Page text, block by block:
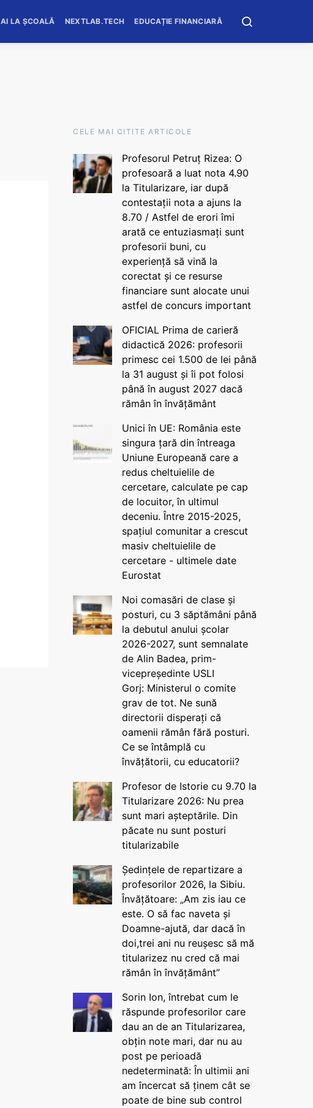
AI LA ȘCOALĂ NEXTLAB.TECH EDUCAȚIE FINANCIARĂ
CELE MAI CITITE ARTICOLE
Profesorul Petruț Rizea: O
profesoară a luat nota 4.90
la Titularizare, iar după
contestații nota a ajuns la
8.70 / Astfel de erori îmi
arată ce entuziasmați sunt
profesorii buni, cu
experiență să vină la
corectat și ce resurse
financiare sunt alocate unui
astfel de concurs important
OFICIAL Prima de carieră
didactică 2026: profesorii
primesc cei 1.500 de lei până
la 31 august și îi pot folosi
până în august 2027 dacă
rămân în învățământ
Unici în UE: România este
singura țară din întreaga
Uniune Europeană care a
redus cheltuielile de
cercetare, calculate pe cap
de locuitor, în ultimul
deceniu. Între 2015-2025,
spațiul comunitar a crescut
masiv cheltuielile de
cercetare - ultimele date
Eurostat
Noi comasări de clase și
posturi, cu 3 săptămâni până
la debutul anului școlar
2026-2027, sunt semnalate
de Alin Badea, prim-
vicepreședinte USLI
Gorj: Ministerul o comite
grav de tot. Ne sună
directorii disperați că
oamenii rămân fără posturi.
Ce se întâmplă cu
învățătorii, cu educatorii?
Profesor de Istorie cu 9.70 la
Titularizare 2026: Nu prea
sunt mari așteptările. Din
păcate nu sunt posturi
titularizabile
Ședințele de repartizare a
profesorilor 2026, la Sibiu.
Învățătoare: „Am zis iau ce
este. O să fac naveta și
Doamne-ajută, dar dacă în
doi,trei ani nu reușesc să mă
titularizez nu cred că mai
rămân în învățământ”
Sorin Ion, întrebat cum le
răspunde profesorilor care
dau an de an Titularizarea,
obțin note mari, dar nu au
post pe perioadă
nedeterminată: În ultimii ani
am încercat să ținem cât se
poate de bine sub control